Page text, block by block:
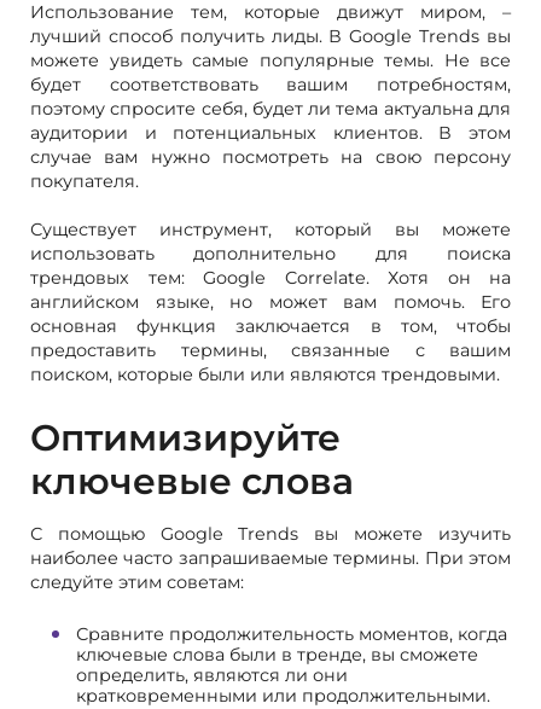
Использование тем, которые движут миром, –
лучший способ получить лиды. В Google Trends вы
можете увидеть самые популярные темы. Не все
будет соответствовать вашим потребностям,
поэтому спросите себя, будет ли тема актуальна для
аудитории и потенциальных клиентов. В этом
случае вам нужно посмотреть на свою персону
покупателя.
Существует инструмент, который вы можете
использовать дополнительно для поиска
трендовых тем: Google Correlate. Хотя он на
английском языке, но может вам помочь. Его
основная функция заключается в том, чтобы
предоставить термины, связанные с вашим
поиском, которые были или являются трендовыми.
Оптимизируйте
ключевые слова
С помощью Google Trends вы можете изучить
наиболее часто запрашиваемые термины. При этом
следуйте этим советам:
Сравните продолжительность моментов, когда
ключевые слова были в тренде, вы сможете
определить, являются ли они
кратковременными или продолжительными.